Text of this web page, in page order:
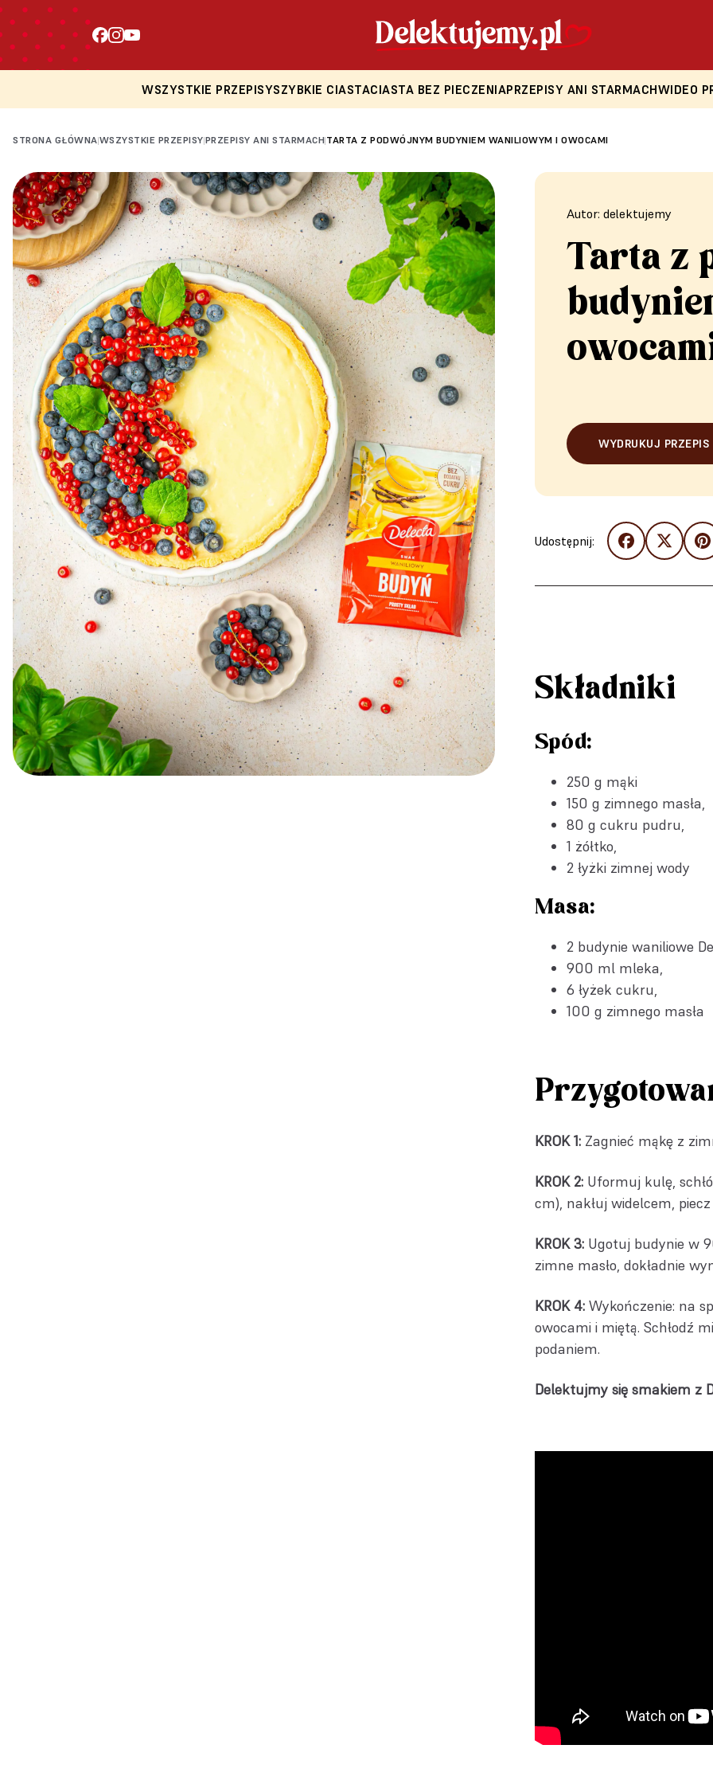
WSZYSTKIE PRZEPISYSZYBKIE CIASTACIASTA BEZ PIECZENIAPRZEPISY ANI STARMACHWIDEO
STRONA GŁÓWNA|WSZYSTKIE PRZEPISY|PRZEPISY ANI STARMACH|TARTA Z PODWÓJNYM BUDYNIEM WANILIOWYM I OWOCAMI
Autor: delektujemy
Tarta z
WYDRUKUJ PRZEPIS
Udostępnij:
Składniki
Spód:
250 g mąki
150 g zimnego masła,
80 g cukru pudru,
1 żółtko,
2 łyżki zimnej wody
Masa:
2 budynie waniliowe
900 ml mleka,
6 łyżek cukru,
100 g zimnego masła
KROK 1: Zagnieć mąkę z
KROK 2: Uformuj kulę,
cm), nakłuj widelcem,
KROK 3: Ugotuj budynie w
zimne masło, dokładnie
KROK 4: Wykończenie: na
owocami i miętą. Schłodź
podaniem.
Delektujmy się smakiem z